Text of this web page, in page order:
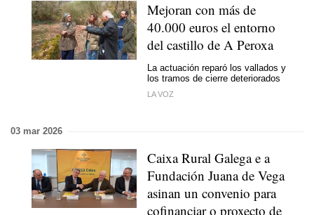
Mejoran con más de
40.000 euros el entorno
del castillo de A Peroxa
La actuación reparó los vallados y
los tramos de cierre deteriorados
LA VOZ
03 mar 2026
Caixa Rural Galega e a
Fundación Juana de Vega
asinan un convenio para
cofinanciar o proxecto de